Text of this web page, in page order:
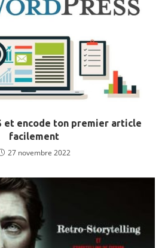
et encode ton premier article
facilement
27 novembre 2022